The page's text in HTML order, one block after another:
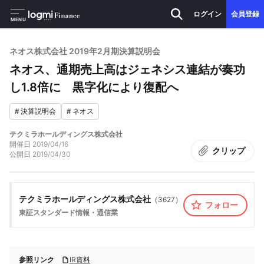
MENU
ログイン 会員登録
ネオス株式会社 2019年2月期決算説明会
ネオス、通期売上高はジェネシス連結が奏功
し1.8倍に 黒字化により復配へ
#決算説明会 # ネオス
テクミラホールディングス株式会社
開催日 2019/04/16
公開日 2019/04/30 クリップ
テクミラホールディングス株式会社 （ 3627 ）
東証スタンダード情報・通信業
フォロー
参照リンク IR資料